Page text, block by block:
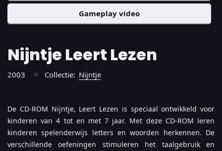
Gameplay video
Nijntje Leert Lezen
2003 ● Collectie: Nijntje
De CD-ROM Nijntje, Leert Lezen is speciaal ontwikkeld voor
kinderen van 4 tot en met 7 jaar. Met deze CD-ROM leren
kinderen spelenderwijs letters en woorden herkennen. De
verschillende oefeningen stimuleren het taalgebruik en